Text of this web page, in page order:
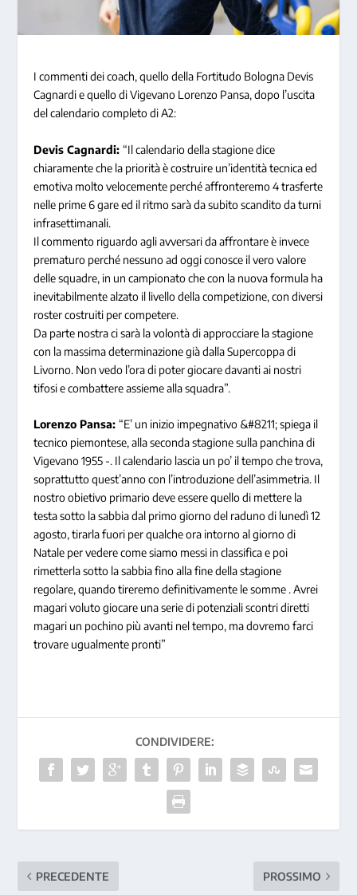
I commenti dei coach, quello della Fortitudo Bologna Devis
Cagnardi e quello di Vigevano Lorenzo Pansa, dopo l’uscita
del calendario completo di A2:
Devis Cagnardi:“Il calendario della stagione dice
chiaramente che la priorità è costruire un’identità tecnica ed
emotiva molto velocemente perché affronteremo 4 trasferte
nelle prime 6 gare ed il ritmo sarà da subito scandito da turni
infrasettimanali.
Il commento riguardo agli avversari da affrontare è invece
prematuro perché nessuno ad oggi conosce il vero valore
delle squadre, in un campionato che con la nuova formula ha
inevitabilmente alzato il livello della competizione, con diversi
roster costruiti per competere.
Da parte nostra ci sarà la volontà di approcciare la stagione
con la massima determinazione già dalla Supercoppa di
Livorno. Non vedo l’ora di poter giocare davanti ai nostri
tifosi e combattere assieme alla squadra”.
Lorenzo Pansa:“E’ un inizio impegnativo &#8211; spiega il
tecnico piemontese, alla seconda stagione sulla panchina di
Vigevano 1955 -. Il calendario lascia un po’ il tempo che trova,
soprattutto quest’anno con l’introduzione dell’asimmetria. Il
nostro obietivo primario deve essere quello di mettere la
testa sotto la sabbia dal primo giorno del raduno di lunedì 12
agosto, tirarla fuori per qualche ora intorno al giorno di
Natale per vedere come siamo messi in classifica e poi
rimetterla sotto la sabbia fino alla fine della stagione
regolare, quando tireremo definitivamente le somme . Avrei
magari voluto giocare una serie di potenziali scontri diretti
magari un pochino più avanti nel tempo, ma dovremo farci
trovare ugualmente pronti”
CONDIVIDERE:
PRECEDENTE PROSSIMO